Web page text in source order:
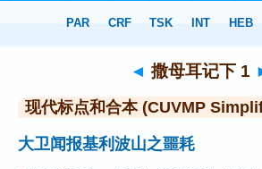
> 撒母耳记下 1
◄ 撒母耳记下 1
现代标点和合本 (CUVMP
大卫闻报基利波山之噩耗